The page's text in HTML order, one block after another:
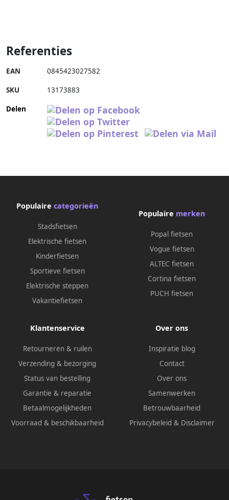
Referenties
EAN 0845423027582
SKU 13173883
Delen
Populaire categorieën
Stadsfietsen
Elektrische fietsen
Kinderfietsen
Sportieve fietsen
Elektrische steppen
Vakantiefietsen
Populaire merken
Popal fietsen
Vogue fietsen
ALTEC fietsen
Cortina fietsen
PUCH fietsen
Klantenservice
Retourneren & ruilen
Verzending & bezorging
Status van bestelling
Garantie & reparatie
Betaalmogelijkheden
Voorraad & beschikbaarheid
Over ons
Inspiratie blog
Contact
Over ons
Samenwerken
Betrouwbaarheid
Privacybeleid & Disclaimer